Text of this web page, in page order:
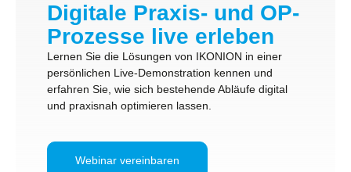
Digitale Praxis- und OP-
Prozesse live erleben
Lernen Sie die Lösungen von IKONION in einer
persönlichen Live-Demonstration kennen und
erfahren Sie, wie sich bestehende Abläufe digital
und praxisnah optimieren lassen.
Webinar vereinbaren